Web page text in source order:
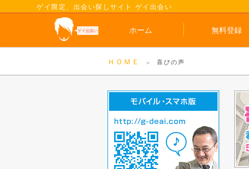
ＨＯＭＥ 喜びの声
ゲイ限定、出会い探しサイト ゲイ出会い
ホーム 無料登録